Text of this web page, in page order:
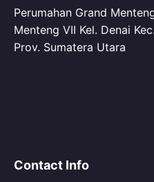
Perumahan Grand
Menteng VII Kel. Denai
Prov. Sumatera Utara
Contact Info